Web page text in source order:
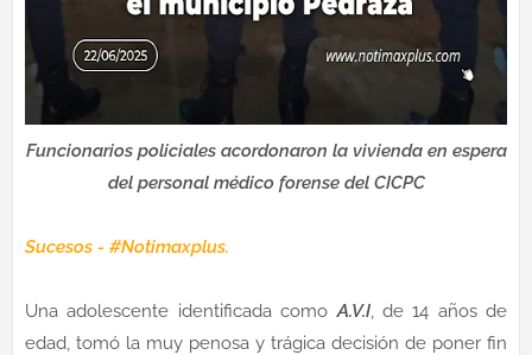
Funcionarios policiales acordonaron la vivienda en espera
del personal médico forense del CICPC
Sucesos - #Notimaxplus.
Una adolescente identificada comoA.V.I, de 14 años de
edad, tomó la muy penosa y trágica decisión de poner fin